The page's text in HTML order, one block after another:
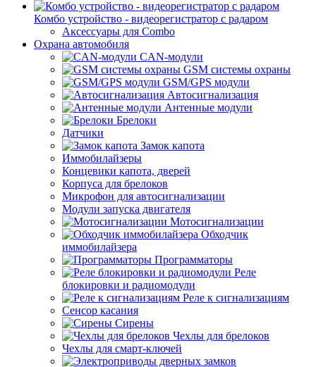
Комбо устройство - видеорегистратор с радаром
Аксессуары для Combo
Охрана автомобиля
CAN-модули
GSM системы охраны
GSM/GPS модули
Автосигнализация
Антенные модули
Брелоки
Датчики
Замок капота
Иммобилайзеры
Концевики капота, дверей
Корпуса для брелоков
Микрофон для автосигнализации
Модули запуска двигателя
Мотосигнализации
Обходчик
иммобилайзера
Программаторы
Реле
блокировки и радиомодули
Реле к сигнализациям
Сенсор касания
Сирены
Чехлы для брелоков
Чехлы для смарт-ключей